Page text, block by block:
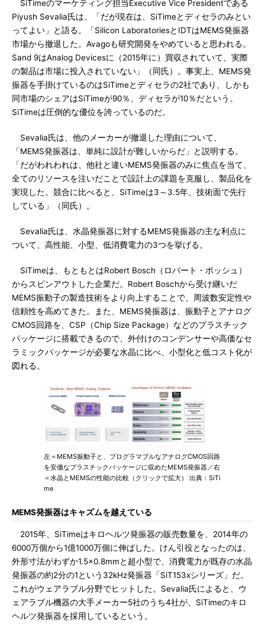
SiTimeのマーケティング担当Executive Vice Presidentである
Piyush Sevalia氏は、「だが現在は、SiTimeとディセラのみとい
ってよい」と語る。「Silicon LaboratoriesとIDTはMEMS発振器
市場から撤退した。Avagoも研究開発をやめていると思われる。
Sand 9はAnalog Devicesに（2015年に）買収されていて、実際
の製品は市場に投入されていない」（同氏）。事実上、MEMS発
振器を手掛けているのはSiTimeとディセラの2社であり、しかも
同市場のシェアはSiTimeが90％、ディセラが10％だという。
SiTimeは圧倒的な優位を誇っているのだ。
Sevalia氏は、他のメーカーが撤退した理由について、
「MEMS発振器は、単純に設計が難しいからだ」と説明する。
「だがわれわれは、他社と違いMEMS発振器のみに焦点を当て、
全てのリソースを注いだことで設計上の課題を克服し、製品化を
実現した。競合に比べると、SiTimeは3～3.5年、技術面で先行
している」（同氏）。
Sevalia氏は、水晶発振器に対するMEMS発振器の主な利点に
ついて、高性能、小型、低消費電力の3つを挙げる。
SiTimeは、もともとはRobert Bosch（ロバート・ボッシュ）
からスピンアウトした企業だ。Robert Boschから受け継いだ
MEMS振動子の製造技術をより向上することで、周波数安定性や
信頼性を高めてきた。また、MEMS発振器は、振動子とアナログ
CMOS回路を、CSP（Chip Size Package）などのプラスチック
パッケージに搭載できるので、外付けのコンデンサーや高価なセ
ラミックパッケージが必要な水晶に比べ、小型化と低コスト化が
図れる。
左＝MEMS振動子と、プログラマブルなアナログCMOS回路
を安価なプラスチックパッケージに収めたMEMS発振器／右
＝水晶とMEMSの性能の比較（クリックで拡大） 出典：SiTi
me
MEMS発振器はキャズムを越えている
2015年、SiTimeはキロヘルツ発振器の販売数量を、2014年の
6000万個から1億1000万個に伸ばした。けん引役となったのは、
外形寸法がわずか1.5×0.8mmと超小型で、消費電力が既存の水晶
発振器の約2分の1という32kHz発振器「SiT153xシリーズ」だ。
これがウェアラブル分野でヒットした。Sevalia氏によると、ウ
ェアラブル機器の大手メーカー5社のうち4社が、SiTimeのキロ
ヘルツ発振器を採用しているという。